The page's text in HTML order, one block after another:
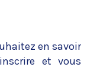
en savoir
et vous